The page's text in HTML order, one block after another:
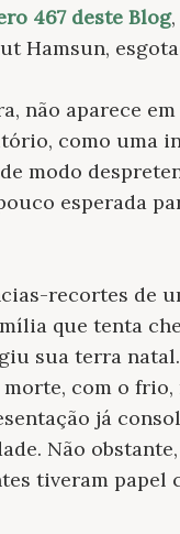
467 deste Blog
Hamsun,
não aparece
como uma
modo
esperada
recortes de
que tenta
sua terra
com o frio,
já
Não
tiveram papel